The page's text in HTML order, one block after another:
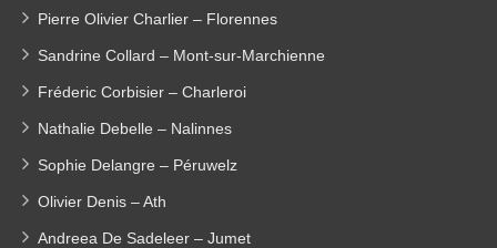
Pierre Olivier Charlier – Florennes
Sandrine Collard – Mont-sur-Marchienne
Fréderic Corbisier – Charleroi
Nathalie Debelle – Nalinnes
Sophie Delangre – Péruwelz
Olivier Denis – Ath
Andreea De Sadeleer – Jumet